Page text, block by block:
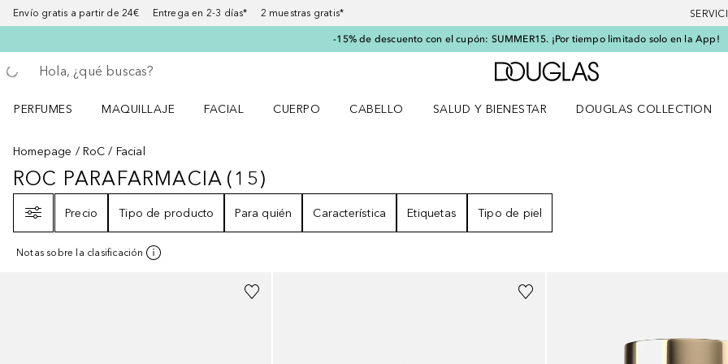
Envío gratis a partir de 24€ Entrega en 2-3 días* 2 muestras gratis*
-15% de descuento con el cupón: SUMMER15. ¡Por tiempo limitado solo en la App!
Regresar
Ejecutar búsqueda
A Douglas Home
PERFUMES
MAQUILLAJE
FACIAL
CUERPO
CABELLO
SALUD Y BIENESTAR
DOUGLAS COLLECTION
Homepage
RoC Facial
ROC PARAFARMACIA15RESULTADOS
ROC PARAFARMACIA (15)
Precio
Tipo de producto Para quién Característica Etiquetas Tipo de piel
Notas sobre la clasificación